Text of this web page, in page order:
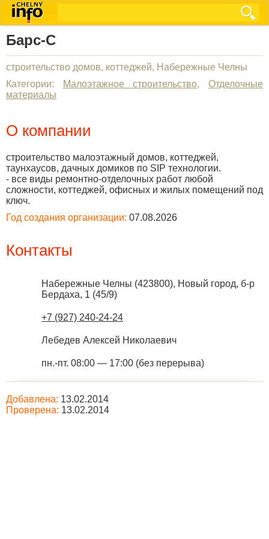
Барс-С
строительство домов, коттеджей, Набережные Челны
Категории:
Малоэтажное строительство,Отделочные
материалы
О компании
строительство малоэтажный домов, коттеджей,
таунхаусов, дачных домиков по SIP технологии.
- все виды ремонтно-отделочных работ любой
сложности, коттеджей, офисных и жилых помещений под
ключ.
Год создания организации: 07.08.2026
Контакты
Набережные Челны (423800), Новый город, б-р
Бердаха, 1 (45/9)
+7 (927) 240-24-24
Лебедев Алексей Николаевич
пн.-пт. 08:00 — 17:00 (без перерыва)
Добавлена: 13.02.2014
Проверена: 13.02.2014